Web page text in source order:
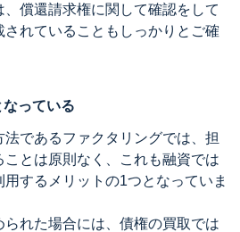
償還請求権に関して確認をして
れていることもしっかりとご確
っている
であるファクタリングでは、担
とは原則なく、これも融資では
するメリットの1つとなっていま
られた場合には、債権の買取では